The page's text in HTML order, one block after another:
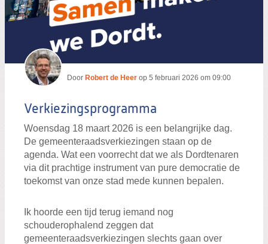
Door Robert de Heer op 5 februari 2026 om 09:00
Verkiezingsprogramma
Woensdag 18 maart 2026 is een belangrijke dag.
De gemeenteraadsverkiezingen staan op de
agenda. Wat een voorrecht dat we als Dordtenaren
via dit prachtige instrument van pure democratie de
toekomst van onze stad mede kunnen bepalen.
Ik hoorde een tijd terug iemand nog
schouderophalend zeggen dat
gemeenteraadsverkiezingen slechts gaan over